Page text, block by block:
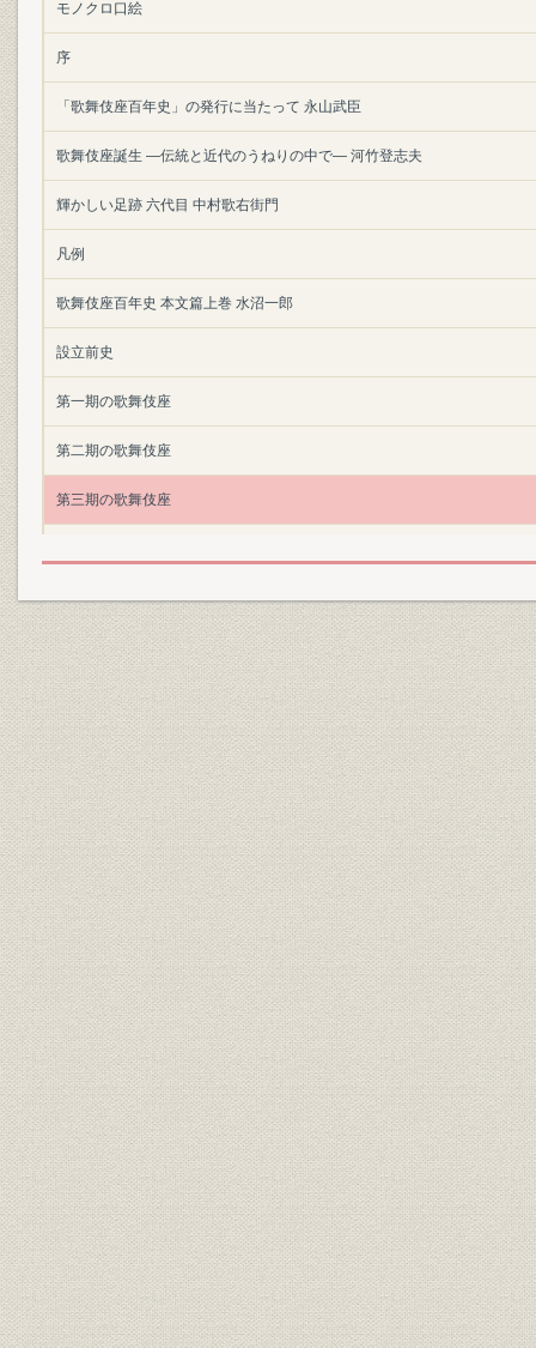
モノクロ口絵
序
「歌舞伎座百年史」の発行に当たって 永山武臣
歌舞伎座誕生 ―伝統と近代のうねりの中で― 河竹登志夫
輝かしい足跡 六代目 中村歌右街門
凡例
歌舞伎座百年史 本文篇上巻 水沼一郎
設立前史
第一期の歌舞伎座
第二期の歌舞伎座
第三期の歌舞伎座